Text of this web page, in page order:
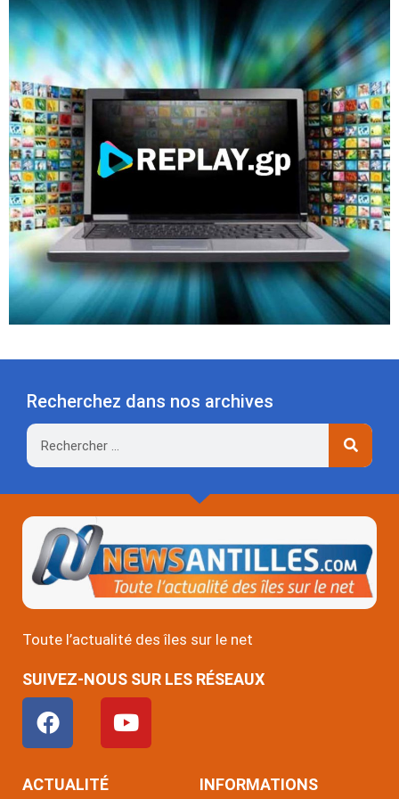
Recherchez dans nos archives
Rechercher
Toute l’actualité des îles sur le net
SUIVEZ-NOUS SUR LES RÉSEAUX
F
a
c
e
Y
o
u
ACTUALITÉ INFORMATIONS